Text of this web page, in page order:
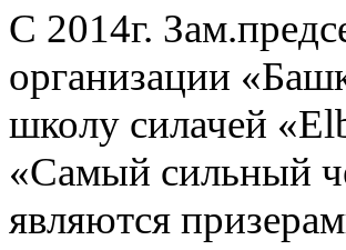
С 2014г.
организации
школу силачей
«Самый сильный
являются